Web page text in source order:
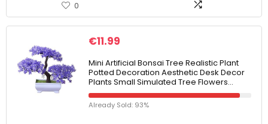
0
€11.99
Mini Artificial Bonsai Tree Realistic Plant
Potted Decoration Aesthetic Desk Decor
Plants Small Simulated Tree Flowers…
Already Sold: 93%